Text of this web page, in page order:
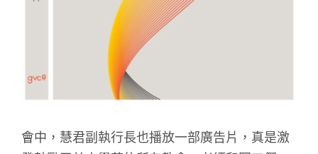
會中，慧君副執行長也播放一部廣告片，真是激